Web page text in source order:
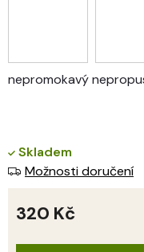
nepromokavý
Skladem
Možnosti doručení
320 Kč